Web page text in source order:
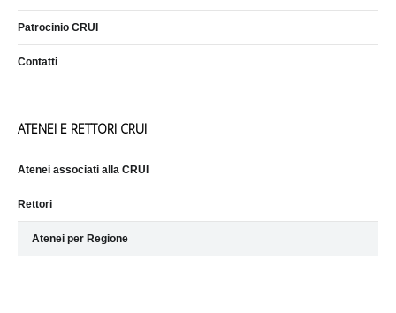
Patrocinio CRUI
Contatti
ATENEI E RETTORI CRUI
Atenei associati alla CRUI
Rettori
Atenei per Regione